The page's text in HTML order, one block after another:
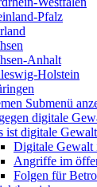
Pfalz
Anhalt
Holstein
Submenü
digitale
ist digitale
Digitale Gewalt
Angriffe im
Folgen für